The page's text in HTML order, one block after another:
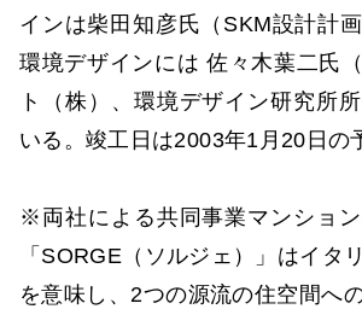
インは柴田知彦氏（SKM設計計
環境デザインには 佐々木葉二氏
ト（株）、環境デザイン研究所
いる。竣工日は2003年1月20日の
※両社による共同事業マンショ
「SORGE（ソルジェ）」はイタ
を意味し、2つの源流の住空間へ